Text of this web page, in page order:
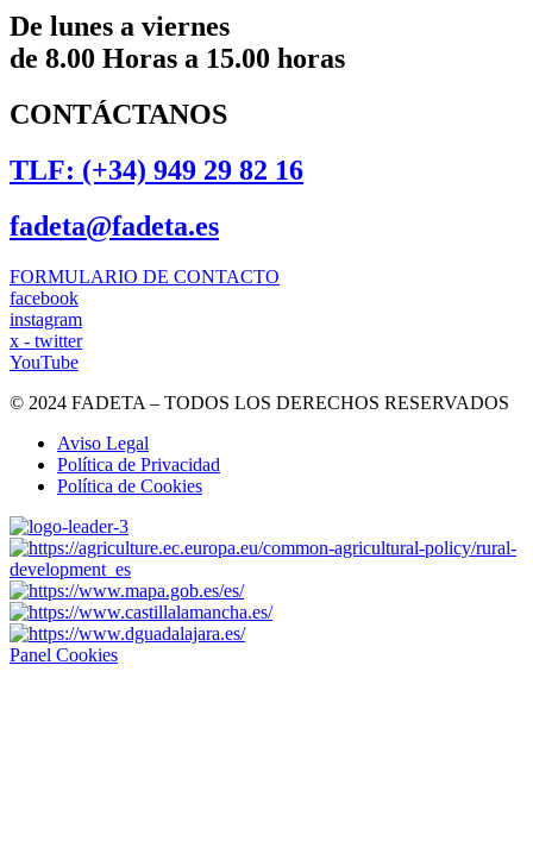
De lunes a viernes
de 8.00 Horas a 15.00 horas
CONTÁCTANOS
TLF: (+34) 949 29 82 16
fadeta@fadeta.es
FORMULARIO DE CONTACTO
facebook
instagram
x - twitter
YouTube
© 2024 FADETA – TODOS LOS DERECHOS RESERVADOS
Aviso Legal
Política de Privacidad
Política de Cookies
Panel Cookies